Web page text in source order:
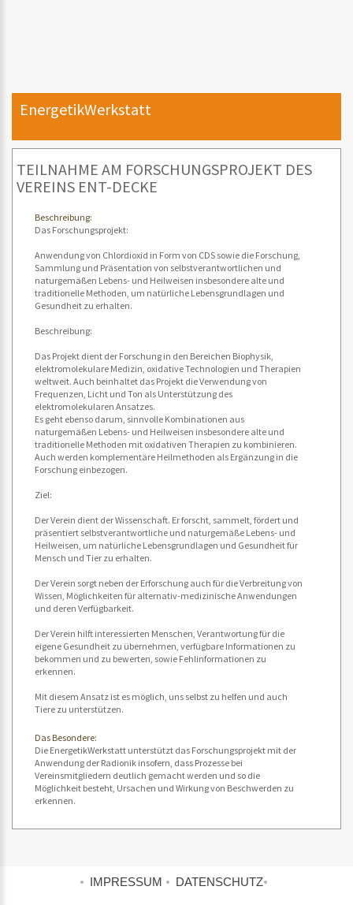
EnergetikWerkstatt
TEILNAHME AM FORSCHUNGSPROJEKT DES
VEREINS ENT-DECKE
Beschreibung:
Das Forschungsprojekt:
Anwendung von Chlordioxid in Form von CDS sowie die Forschung,
Sammlung und Präsentation von selbstverantwortlichen und
naturgemäßen Lebens- und Heilweisen insbesondere alte und
traditionelle Methoden, um natürliche Lebensgrundlagen und
Gesundheit zu erhalten.
Beschreibung:
Das Projekt dient der Forschung in den Bereichen Biophysik,
elektromolekulare Medizin, oxidative Technologien und Therapien
weltweit. Auch beinhaltet das Projekt die Verwendung von
Frequenzen, Licht und Ton als Unterstützung des
elektromolekularen Ansatzes.
Es geht ebenso darum, sinnvolle Kombinationen aus
naturgemäßen Lebens- und Heilweisen insbesondere alte und
traditionelle Methoden mit oxidativen Therapien zu kombinieren.
Auch werden komplementäre Heilmethoden als Ergänzung in die
Forschung einbezogen.
Ziel:
Der Verein dient der Wissenschaft. Er forscht, sammelt, fördert und
präsentiert selbstverantwortliche und naturgemäße Lebens- und
Heilweisen, um natürliche Lebensgrundlagen und Gesundheit für
Mensch und Tier zu erhalten.
Der Verein sorgt neben der Erforschung auch für die Verbreitung von
Wissen, Möglichkeiten für alternativ-medizinische Anwendungen
und deren Verfügbarkeit.
Der Verein hilft interessierten Menschen, Verantwortung für die
eigene Gesundheit zu übernehmen, verfügbare Informationen zu
bekommen und zu bewerten, sowie Fehlinformationen zu
erkennen.
Mit diesem Ansatz ist es möglich, uns selbst zu helfen und auch
Tiere zu unterstützen.
Das Besondere:
Die EnergetikWerkstatt unterstützt das Forschungsprojekt mit der
Anwendung der Radionik insofern, dass Prozesse bei
Vereinsmitgliedern deutlich gemacht werden und so die
Möglichkeit besteht, Ursachen und Wirkung von Beschwerden zu
erkennen.
IMPRESSUM DATENSCHUTZ